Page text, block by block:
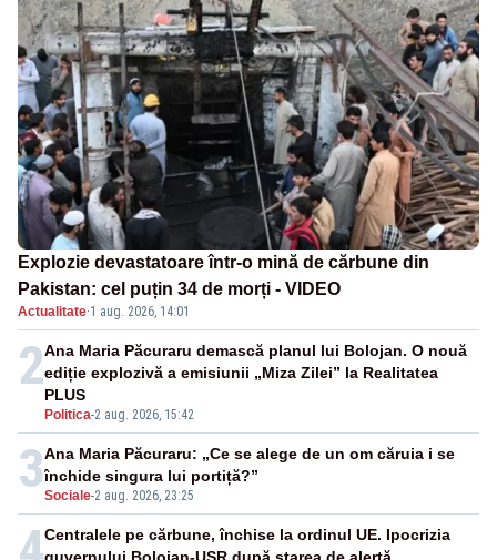
Explozie devastatoare într-o mină de cărbune din
Pakistan: cel puțin 34 de morți - VIDEO
Actualitate·1 aug. 2026, 14:01
2
Politica-2 aug. 2026, 15:42
Ana Maria Păcuraru demască planul lui Bolojan. O nouă
ediție explozivă a emisiunii „Miza Zilei” la Realitatea
PLUS
3Sociale-2 aug. 2026, 23:25
Ana Maria Păcuraru: „Ce se alege de un om căruia i se
închide singura lui portiță?”
Centralele pe cărbune, închise la ordinul UE. Ipocrizia